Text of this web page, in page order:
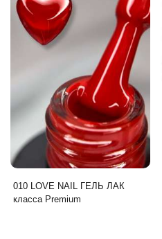
010 LOVE NAIL ГЕЛЬ ЛАК
класса Premium